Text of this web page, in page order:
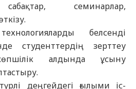
семинарлар,
белсенді
студенттердің зерттеу
алдында ұсыну
деңгейдегі ғылыми іс-